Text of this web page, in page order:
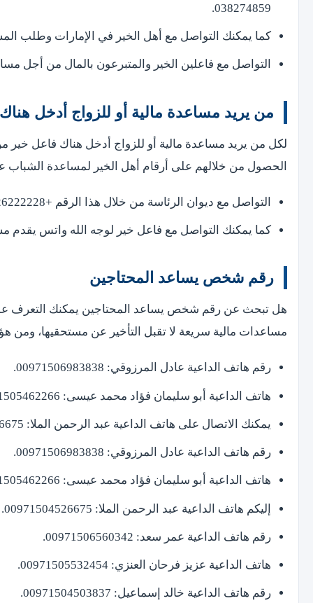
038274859.
كما يمكنك التواصل مع أهل الخير في الإمارات وطلب المساعدة
التواصل مع فاعلين الخير والمتبرعون بالمال من أجل
من يريد مساعدة مالية أو للزواج أدخل
لكل من يريد مساعدة مالية أو للزواج أدخل هناك فاعل خير
الحصول من خلالهم على أرقام أهل الخير لمساعدة الشباب على
التواصل مع ديوان الرئاسة من خلال هذا الرقم +97126222228.
كما يمكنك التواصل مع فاعل خير لوجه الله واتس يقدم مساعدة
رقم شخص يساعد المحتاجين
هل تبحث عن رقم شخص يساعد المحتاجين يمكنك التعرف
مساعدات مالية سريعة لا تقبل التأخير عن مستحقيها، ومن
رقم هاتف الداعية عادل المرزوقي: 00971506983838.
هاتف الداعية أبو سليمان فؤاد محمد عيسى: 00971505462266.
يمكنك الاتصال على هاتف الداعية عبد الرحمن الملا: 00971504526675.
رقم هاتف الداعية عادل المرزوقي: 00971506983838.
هاتف الداعية أبو سليمان فؤاد محمد عيسى: 00971505462266.
إليكم هاتف الداعية عبد الرحمن الملا: 00971504526675.
رقم هاتف الداعية عمر سعد: 00971506560342.
هاتف الداعية عزيز فرحان العنزي: 00971505532454.
رقم هاتف الداعية خالد إسماعيل: 00971504503837.